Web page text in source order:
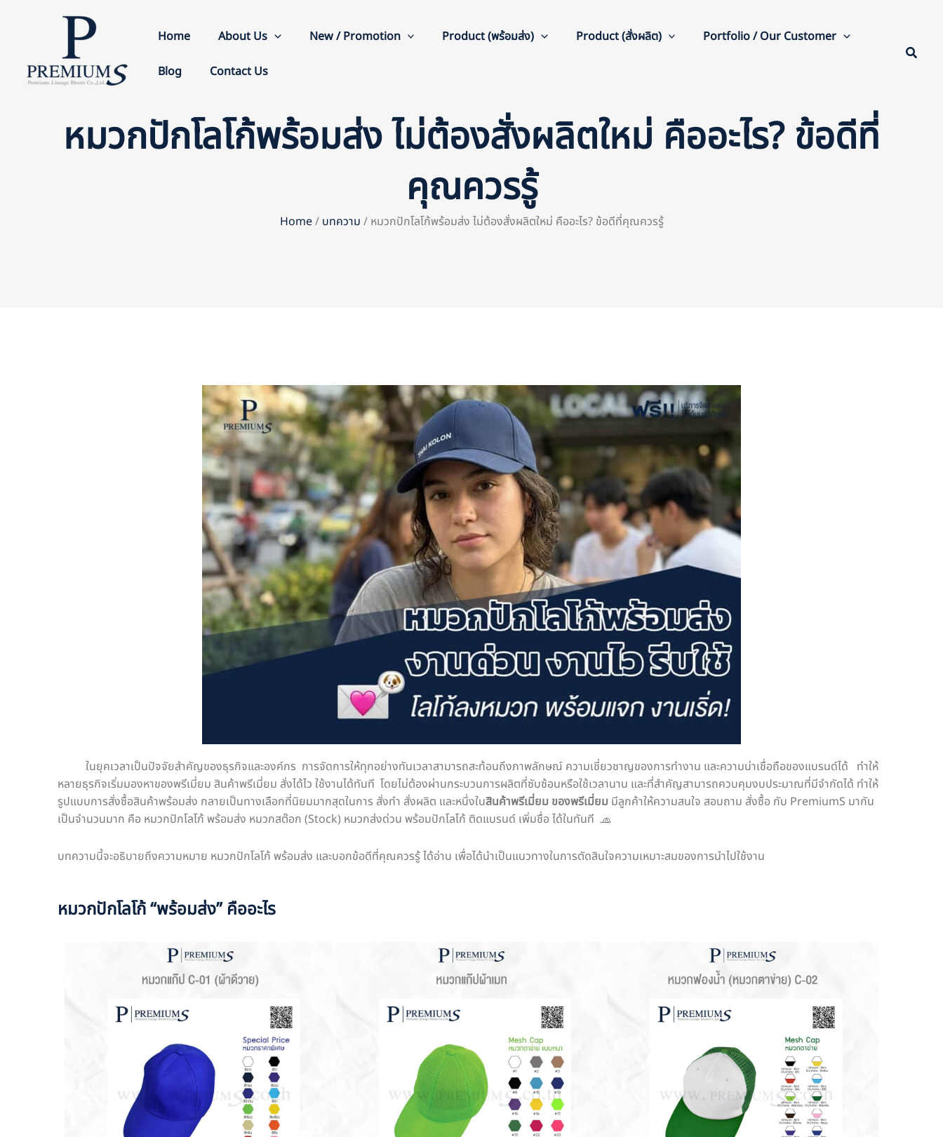
Home About Us New / Promotion Product (พร้อมส่ง) Product (สั่งผลิต) Portfolio / Our Customer
Blog Contact Us
หมวกปักโลโก้พร้อมส่ง ไม่ต้องสั่งผลิตใหม่ คืออะไร? ข้อดีที่
คุณควรรู้
Home/ บทความ / หมวกปักโลโก้พร้อมส่ง ไม่ต้องสั่งผลิตใหม่ คืออะไร? ข้อดีที่คุณควรรู้
ในยุคเวลาเป็นปัจจัยสำคัญของธุรกิจและองค์กร การจัดการให้ทุกอย่างทันเวลาสามารถสะท้อนถึงภาพลักษณ์ ความเชี่ยวชาญของการทำงาน และความน่าเชื่อถือของแบรนด์ได้ ทำให้
หลายธุรกิจเริ่มมองหาของพรีเมี่ยม สินค้าพรีเมี่ยม สั่งได้ไว ใช้งานได้ทันที โดยไม่ต้องผ่านกระบวนการผลิตที่ซับซ้อนหรือใช้เวลานาน และที่สำคัญสามารถควบคุมงบประมาณที่มีจำกัดได้ ทำให้
รูปแบบการสั่งซื้อสินค้าพร้อมส่ง กลายเป็นทางเลือกที่นิยมมากสุดในการ สั่งทำ สั่งผลิต และหนึ่งในสินค้าพรีเมี่ยม ของพรีเมี่ยม มีลูกค้าให้ความสนใจ สอบถาม สั่งซื้อ กับ PremiumS มากัน
เป็นจำนวนมาก คือ หมวกปักโลโก้ พร้อมส่ง หมวกสต๊อก (Stock) หมวกส่งด่วน พร้อมปักโลโก้ ติดแบรนด์ เพิ่มชื่อ ได้ในทันที 🧢
บทความนี้จะอธิบายถึงความหมาย หมวกปักโลโก้ พร้อมส่ง และบอกข้อดีที่คุณควรรู้ ได้อ่าน เพื่อได้นำเป็นแนวทางในการตัดสินใจความเหมาะสมของการนำไปใช้งาน
หมวกปักโลโก้ “พร้อมส่ง” คืออะไร